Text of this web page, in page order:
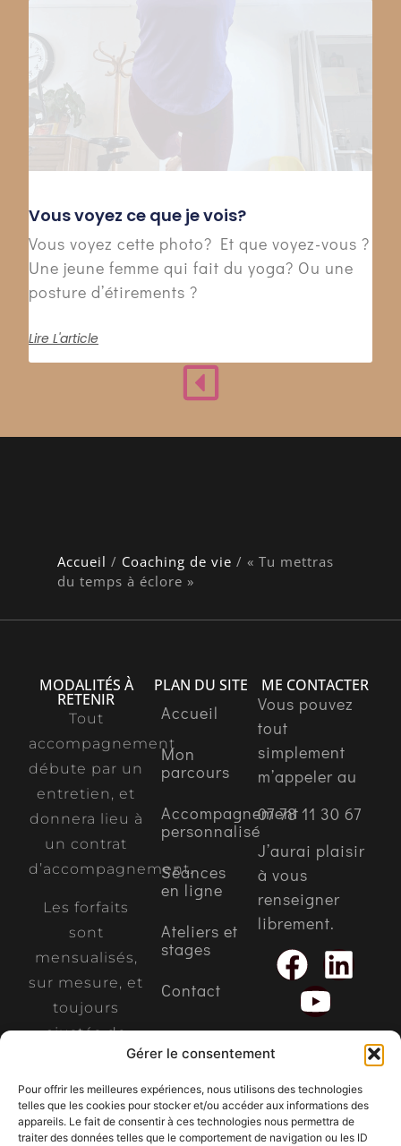
Gérer le consentement
Pour offrir les meilleures expériences, nous utilisons des technologies
telles que les cookies pour stocker et/ou accéder aux informations des
appareils. Le fait de consentir à ces technologies nous permettra de
traiter des données telles que le comportement de navigation ou les ID
Vous voyez ce que je vois?
Vous voyez cette photo? Et que voyez-vous ?
Une jeune femme qui fait du yoga? Ou une
posture d’étirements ?
Lire L'article
Accueil / Coaching de vie / « Tu mettras
du temps à éclore »
MODALITÉS À
RETENIR
Tout
accompagnement
débute par un
entretien, et
donnera lieu à
un contrat
d’accompagnement.
Les forfaits
sont
mensualisés,
sur mesure, et
toujours
ajustés de
votre propre
main.
PLAN DU SITE
Accueil
Mon
parcours
Accompagnement
personnalisé
Séances
en ligne
Ateliers et
stages
Contact
ME CONTACTER
Vous pouvez
tout
simplement
m’appeler au
07 78 11 30 67
J’aurai plaisir
à vous
renseigner
librement.